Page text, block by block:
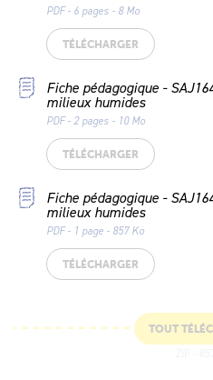
PDF - 6 pages - 8 Mo
TÉLÉCHARGER
Fiche pédagogique -
milieux humides
PDF - 2 pages - 10 Mo
TÉLÉCHARGER
Fiche pédagogique -
milieux humides
PDF - 1 page - 857 Ko
TÉLÉCHARGER
TOUT